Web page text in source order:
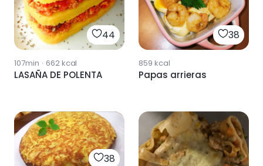
44
107min · 662kcal
LASAÑA DE POLENTA
38
859 kcal
Papas arrieras
38